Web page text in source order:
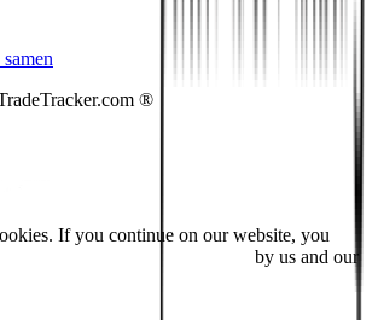
®
If you continue on our website, you
by us and our